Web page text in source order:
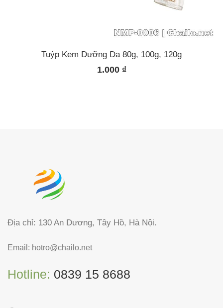
Tuýp Kem Dưỡng Da 80g, 100g, 120g
1.000 ₫
Địa chỉ: 130 An Dương, Tây Hồ, Hà Nội.
Email: hotro@chailo.net
Hotline: 0839 15 8688